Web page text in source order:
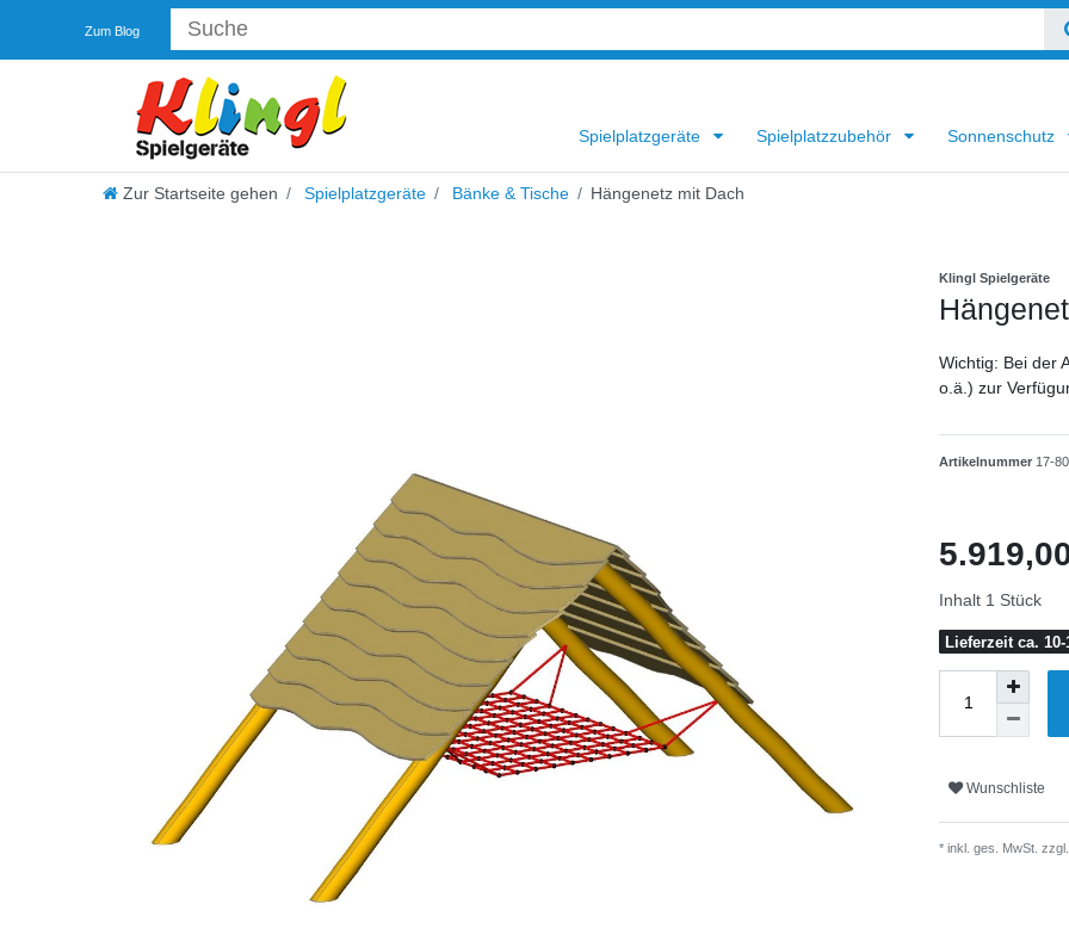
Zum Blog
Spielplatzgeräte Spielplatzzubehör Sonnenschutz
Zur Startseite gehen Spielplatzgeräte Bänke & Tische Hängenetz mit Dach
Klingl Spielgeräte
Wichtig: Bei der
o.ä.) zur
Artikelnummer 17-
Inhalt 1 Stück
Lieferzeit ca.
Wunschliste
* inkl. ges. MwSt. zzgl.